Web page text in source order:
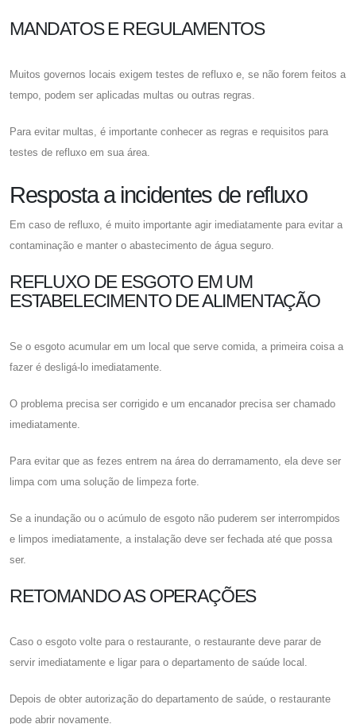
MANDATOS E REGULAMENTOS
Muitos governos locais exigem testes de refluxo e, se não forem feitos a
tempo, podem ser aplicadas multas ou outras regras.
Para evitar multas, é importante conhecer as regras e requisitos para
testes de refluxo em sua área.
Resposta a incidentes de refluxo
Em caso de refluxo, é muito importante agir imediatamente para evitar a
contaminação e manter o abastecimento de água seguro.
REFLUXO DE ESGOTO EM UM
ESTABELECIMENTO DE ALIMENTAÇÃO
Se o esgoto acumular em um local que serve comida, a primeira coisa a
fazer é desligá-lo imediatamente.
O problema precisa ser corrigido e um encanador precisa ser chamado
imediatamente.
Para evitar que as fezes entrem na área do derramamento, ela deve ser
limpa com uma solução de limpeza forte.
Se a inundação ou o acúmulo de esgoto não puderem ser interrompidos
e limpos imediatamente, a instalação deve ser fechada até que possa
ser.
RETOMANDO AS OPERAÇÕES
Caso o esgoto volte para o restaurante, o restaurante deve parar de
servir imediatamente e ligar para o departamento de saúde local.
Depois de obter autorização do departamento de saúde, o restaurante
pode abrir novamente.